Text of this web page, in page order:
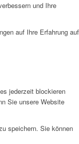
und Ihre
auf Ihre Erfahrung auf
jederzeit blockieren
Sie unsere Website
speichern. Sie können